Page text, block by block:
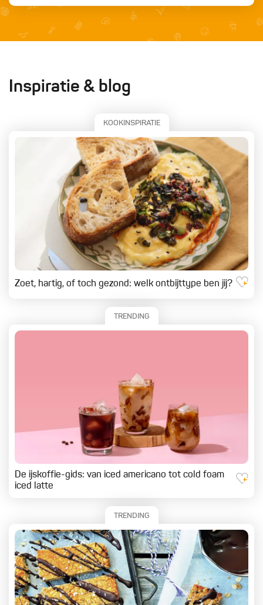
Inspiratie & blog
KOOKINSPIRATIE
Zoet, hartig, of toch gezond: welk ontbijttype ben jij?
TRENDING
De ijskoffie-gids: van iced americano tot cold foam
iced latte
TRENDING